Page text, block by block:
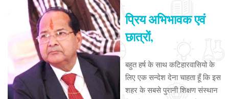
प्रिय अभिभावक एवं
छात्रों,
बहुत हर्ष के साथ कटिहारवासियो के
लिए एक सन्देश देना चाहता हूँ कि इस
शहर के सबसे पुरानी शिक्षण संस्थान